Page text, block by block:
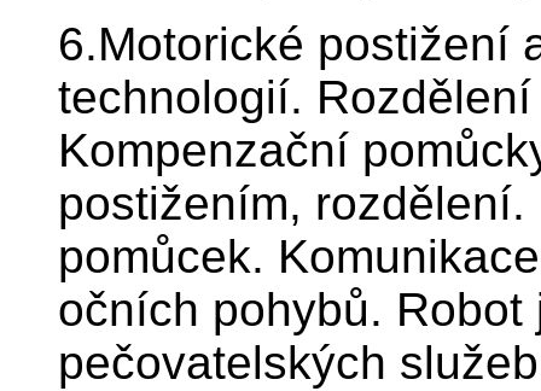
6.Motorické postižení
technologií.
Kompenzační
postižením,
pomůcek.
očních pohybů.
pečovatelských